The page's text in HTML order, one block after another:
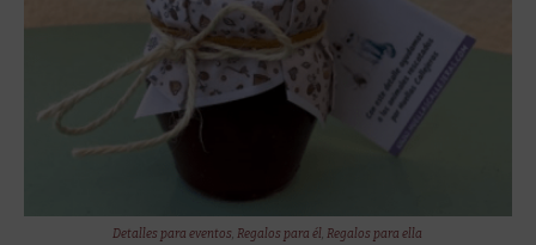
Detalles para eventos,Regalos para él,Regalos para ella